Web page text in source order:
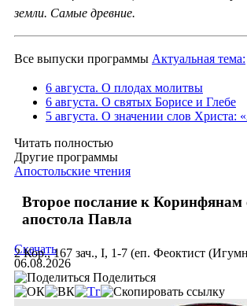
земли. Самые древние.
Все выпуски программы Актуальная тема:
6 августа. О плодах молитвы
6 августа. О святых Борисе и Глебе
5 августа. О значении слов Христа:
Читать полностью
Другие программы
Апостольские чтения
Второе послание к Коринфянам
апостола Павла
2 Кор., 167 зач., I, 1-7 (еп. Феоктист
Скачать
06.08.2026
Поделиться